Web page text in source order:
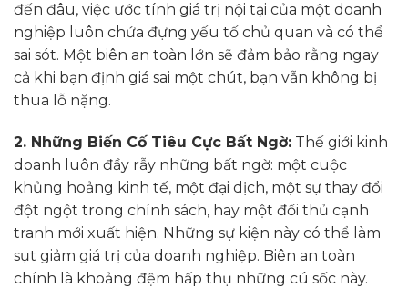
đến đâu, việc ước tính giá trị nội tại của một doanh
nghiệp luôn chứa đựng yếu tố chủ quan và có thể
sai sót. Một biên an toàn lớn sẽ đảm bảo rằng ngay
cả khi bạn định giá sai một chút, bạn vẫn không bị
thua lỗ nặng.
2. Những Biến Cố Tiêu Cực Bất Ngờ: Thế giới kinh
doanh luôn đầy rẫy những bất ngờ: một cuộc
khủng hoảng kinh tế, một đại dịch, một sự thay đổi
đột ngột trong chính sách, hay một đối thủ cạnh
tranh mới xuất hiện. Những sự kiện này có thể làm
sụt giảm giá trị của doanh nghiệp. Biên an toàn
chính là khoảng đệm hấp thụ những cú sốc này.